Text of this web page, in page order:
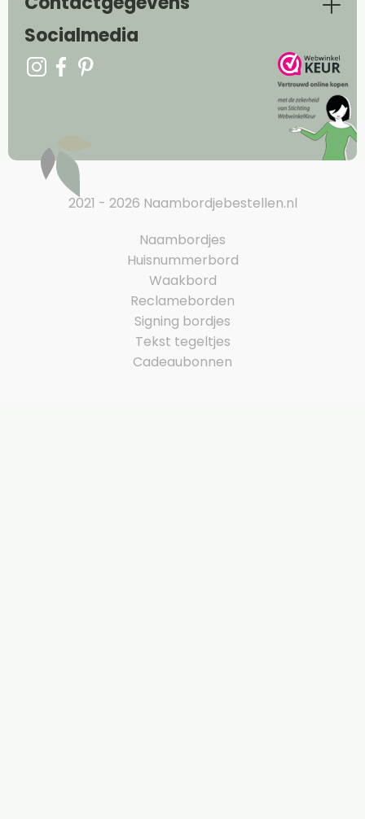
Socialmedia
2021 - 2026 Naambordjebestellen.nl
Naambordjes
Huisnummerbord
Waakbord
Reclameborden
Signing bordjes
Tekst tegeltjes
Cadeaubonnen